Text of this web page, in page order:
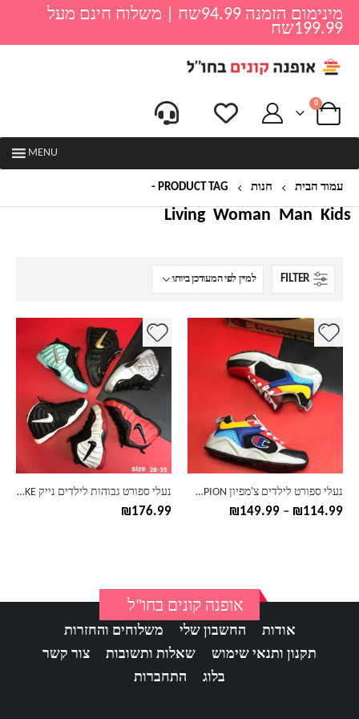
מינימום הזמנה 94.99שח | משלוח חינם מעל
199.99שח
0
MENU
עמוד הבית חנות PRODUCT TAG -
Kids
Man
Woman
Living
FILTER
נעלי ספורט לילדים צ'מפיון CHAMPION – דגם צבעוני
₪114.99
–
₪149.99
למוצר
מספר
סוגים.
האפשרויות
בעמוד
נעלי ספורט גבוהות לילדים נייק NIKE- דגם מטאל
₪176.99
למוצר
מספר
לבחור
האפשרויות
בעמוד
המוצר
אופנה קונים בחו"ל
אודות החשבון שלי
משלוחים והחזרות
תקנון ותנאי שימוש
שאלות ותשובות
צור קשר
בלוג
התחברות